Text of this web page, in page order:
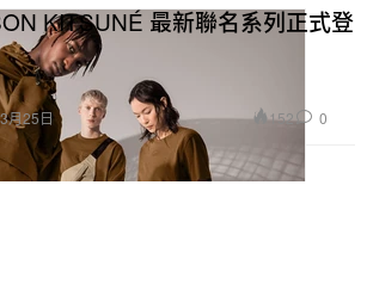
KITSUNÉ 最新聯名系列正式登
月25日 152 0